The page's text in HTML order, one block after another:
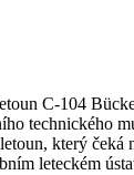
C-104
technického
který čeká
leteckém